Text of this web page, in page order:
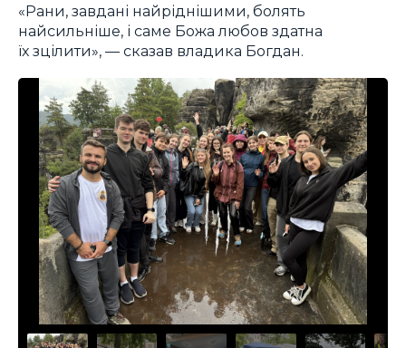
«Рани, завдані найріднішими, болять
найсильніше, і саме Божа любов здатна
їх зцілити», — сказав владика Богдан.